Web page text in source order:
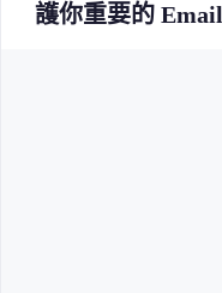
護你重要的